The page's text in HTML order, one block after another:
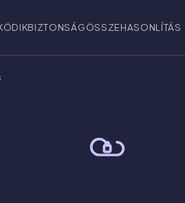
BIZTONSÁGÖSSZEHASONLÍTÁS